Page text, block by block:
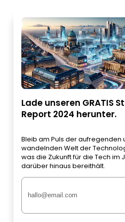
Lade unseren GRATIS
Report 2024 herunter.
Bleib am Puls der aufregenden
wandelnden Welt der
was die Zukunft für die Tech im
darüber hinaus bereithält.